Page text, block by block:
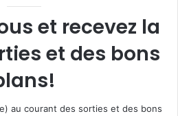
et recevez la
et des bons
au courant des sorties et des bons